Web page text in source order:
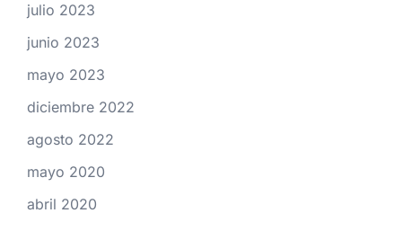
julio 2023
junio 2023
mayo 2023
diciembre 2022
agosto 2022
mayo 2020
abril 2020